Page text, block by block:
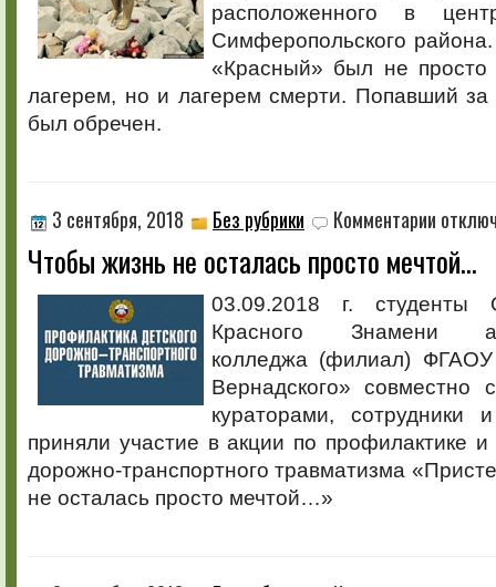
помнить…
расположенного в
Симферопольского
«Красный» был не просто
лагерем, но и лагерем смерти. Попавший за
был обречен.
3 сентября, 2018 Без рубрики Комментарии записи
Чтобы
жизнь
осталась
просто
мечтой…
Чтобы жизнь не осталась просто мечтой…
03.09.2018 г. студенты
Красного Знамени
колледжа (филиал)
Вернадского» совместно
кураторами,
приняли участие в акции по профилактике и
дорожно-транспортного травматизма
не осталась просто мечтой…»